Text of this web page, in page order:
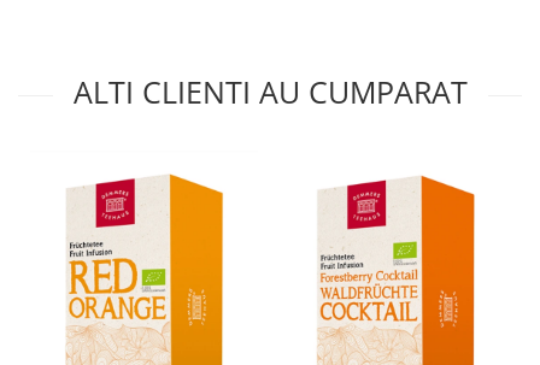
ALTI CLIENTI AU CUMPARAT